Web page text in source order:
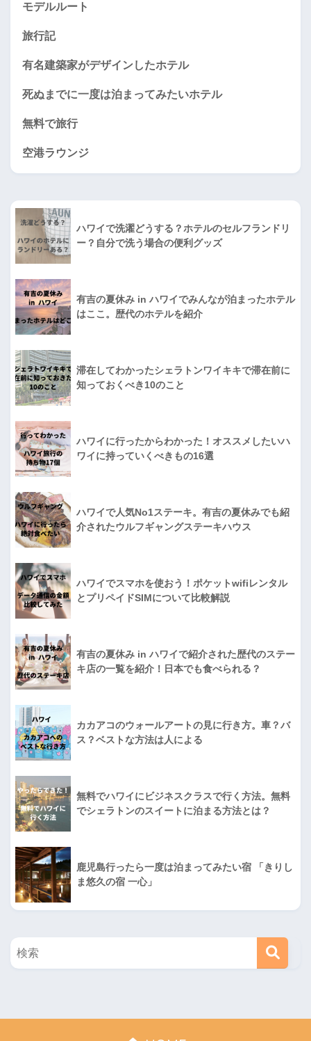
モデルルート
旅行記
有名建築家がデザインしたホテル
死ぬまでに一度は泊まってみたいホテル
無料で旅行
空港ラウンジ
ハワイで洗濯どうする？ホテルのセルフランドリ
ー？自分で洗う場合の便利グッズ
有吉の夏休み in ハワイでみんなが泊まったホテル
はここ。歴代のホテルを紹介
滞在してわかったシェラトンワイキキで滞在前に
知っておくべき10のこと
ハワイに行ったからわかった！オススメしたいハ
ワイに持っていくべきもの16選
ハワイで人気No1ステーキ。有吉の夏休みでも紹
介されたウルフギャングステーキハウス
ハワイでスマホを使おう！ポケットwifiレンタル
とプリペイドSIMについて比較解説
有吉の夏休み in ハワイで紹介された歴代のステー
キ店の一覧を紹介！日本でも食べられる？
カカアコのウォールアートの見に行き方。車？バ
ス？ベストな方法は人による
無料でハワイにビジネスクラスで行く方法。無料
でシェラトンのスイートに泊まる方法とは？
鹿児島行ったら一度は泊まってみたい宿 「きりし
ま悠久の宿 一心」